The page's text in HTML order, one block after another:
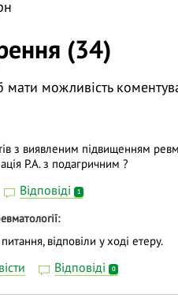
ядерні;
антитіла.
маркери в
рівня кальпротектину і
можливості лабораторної
історії дорослих та
на тему вебінару
(34)
можливість
з виявленим підвищенням
Р.А. з подагричним ?
Відповіді 1
відповіли у ході етеру.
Відповіді 0